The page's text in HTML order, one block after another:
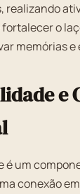
realizando
o
memórias
e
é um
conexão